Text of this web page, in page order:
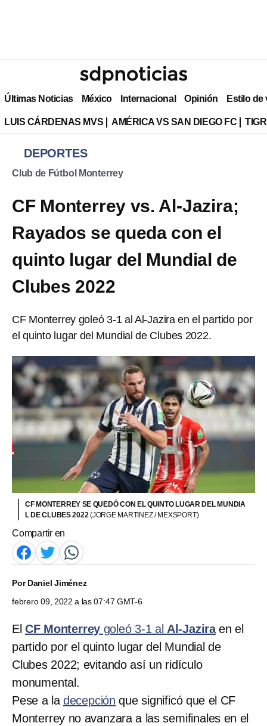
Últimas Noticias México Internacional Opinión Estilo de
LUIS CÁRDENAS MVS AMÉRICA VS SAN DIEGO FC
DEPORTES
Club de Fútbol Monterrey
CF Monterrey vs. Al-Jazira;
Rayados se queda con el
quinto lugar del Mundial de
Clubes 2022
CF Monterrey goleó 3-1 al Al-Jazira en el partido por
el quinto lugar del Mundial de Clubes 2022.
CF MONTERREY SE QUEDÓ CON EL QUINTO LUGAR DEL MUNDIA
L DE CLUBES 2022(JORGE MARTINEZ / MEXSPORT)
Compartir en
PorDaniel Jiménez
febrero 09, 2022 a las 07:47 GMT-6
El CF Monterrey goleó 3-1 al Al-Jazira en el
partido por el quinto lugar del Mundial de
Clubes 2022; evitando así un ridículo
monumental.
Pese a la decepción que significó que el CF
Monterrey no avanzara a las semifinales en el